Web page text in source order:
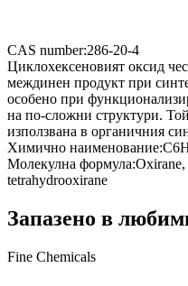
CAS number:286-20-4
Циклохексеновият оксид
междинен продукт при
особено при
на по-сложни структури.
използвана в органичния
Химично наименование:
Молекулна формула:Oxirane,
tetrahydrooxirane
Запазено в
Fine Chemicals